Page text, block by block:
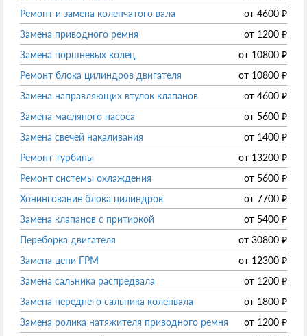
Ремонт и замена коленчатого вала
от 4600 ₽
Замена приводного ремня
от 1200 ₽
Замена поршневых колец
от 10800 ₽
Ремонт блока цилиндров двигателя
от 10800 ₽
Замена направляющих втулок клапанов
от 4600 ₽
Замена масляного насоса
от 5600 ₽
Замена свечей накаливания
от 1400 ₽
Ремонт турбины
от 13200 ₽
Ремонт системы охлаждения
от 5600 ₽
Хонингование блока цилиндров
от 7700 ₽
Замена клапанов с притиркой
от 5400 ₽
Переборка двигателя
от 30800 ₽
Замена цепи ГРМ
от 12300 ₽
Замена сальника распредвала
от 1200 ₽
Замена переднего сальника коленвала
от 1800 ₽
Замена ролика натяжителя приводного ремня
от 1200 ₽